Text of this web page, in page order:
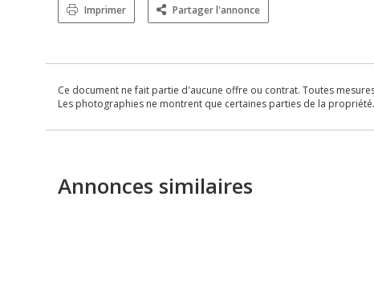
Imprimer Partager l'annonce
Ce document ne fait partie d'aucune offre ou contrat. Toutes
Les photographies ne montrent que certaines parties de la
Annonces similaires